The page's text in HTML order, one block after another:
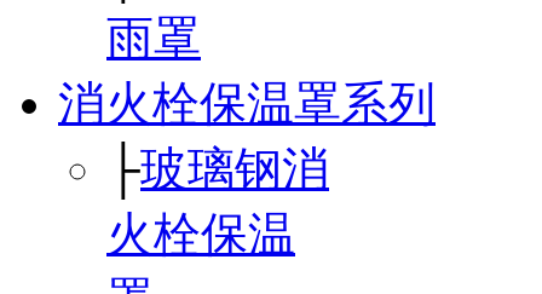
雨罩
消火栓保温罩系列
├玻璃钢消
火栓保温